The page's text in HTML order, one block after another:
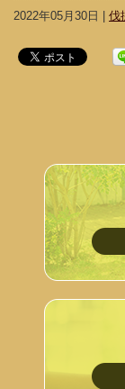
2022年05月30日 | 伐